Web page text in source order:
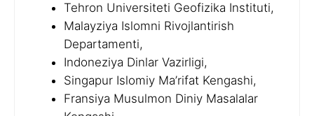
Tehron Universiteti Geofizika Instituti,
Malayziya Islomni Rivojlantirish
Departamenti,
Indoneziya Dinlar Vazirligi,
Singapur Islomiy Ma’rifat Kengashi,
Fransiya Musulmon Diniy Masalalar